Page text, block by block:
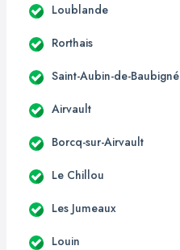
Loublande
Rorthais
Saint-Aubin-de-Baubigné
Airvault
Borcq-sur-Airvault
Le Chillou
Les Jumeaux
Louin